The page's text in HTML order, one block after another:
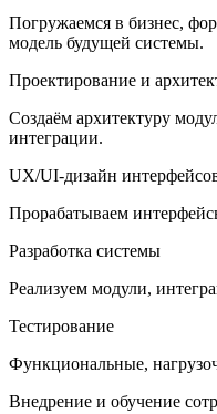
Погружаемся в бизнес,
модель будущей системы.
Проектирование и
Создаём архитектуру
интеграции.
UX/UI-дизайн
Прорабатываем
Разработка системы
Реализуем модули,
Тестирование
Функциональные,
Внедрение и обучение